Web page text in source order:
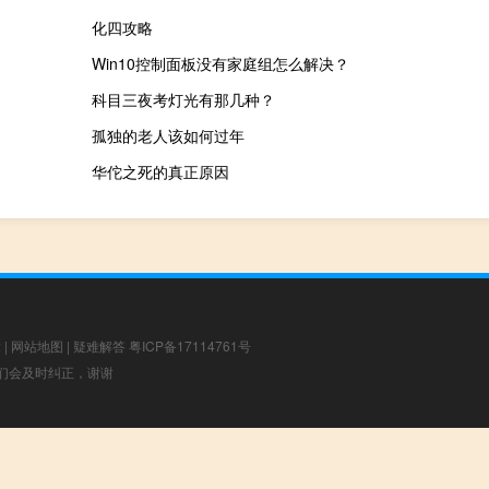
化四攻略
Win10控制面板没有家庭组怎么解决？
科目三夜考灯光有那几种？
孤独的老人该如何过年
华佗之死的真正原因
| 网站地图 | 疑难解答 粤ICP备17114761号
会及时纠正，谢谢